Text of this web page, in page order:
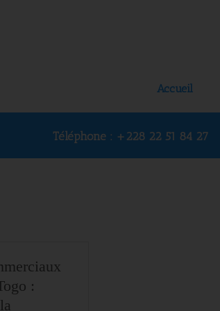
Accueil
Téléphone : +228 22 51 84 27
: